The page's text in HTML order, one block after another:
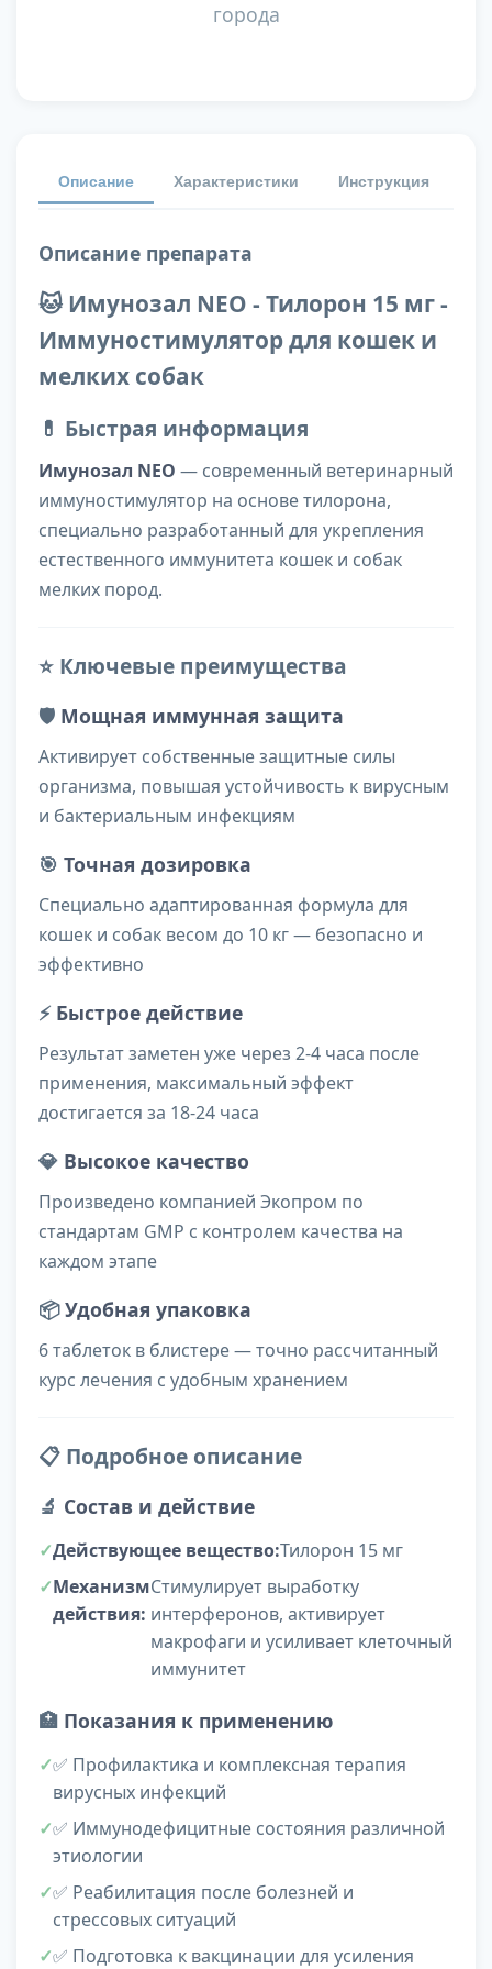
города
Описание Характеристики Инструкция
Описание препарата
🐱 Имунозал NEO - Тилорон 15 мг -
Иммуностимулятор для кошек и
мелких собак
💊 Быстрая информация
Имунозал NEO — современный ветеринарный
иммуностимулятор на основе тилорона,
специально разработанный для укрепления
естественного иммунитета кошек и собак
мелких пород.
⭐ Ключевые преимущества
🛡️ Мощная иммунная защита
Активирует собственные защитные силы
организма, повышая устойчивость к вирусным
и бактериальным инфекциям
🎯 Точная дозировка
Специально адаптированная формула для
кошек и собак весом до 10 кг — безопасно и
эффективно
⚡ Быстрое действие
Результат заметен уже через 2-4 часа после
применения, максимальный эффект
достигается за 18-24 часа
💎 Высокое качество
Произведено компанией Экопром по
стандартам GMP с контролем качества на
каждом этапе
📦Удобная упаковка
6 таблеток в блистере — точно рассчитанный
курс лечения с удобным хранением
📋 Подробное описание
🔬 Состав и действие
Действующее вещество:Тилорон 15 мг
Механизм
действия:
Стимулирует выработку
интерферонов, активирует
макрофаги и усиливает клеточный
иммунитет
🏥 Показания к применению
✅ Профилактика и комплексная терапия
вирусных инфекций
✅ Иммунодефицитные состояния различной
этиологии
✅ Реабилитация после болезней и
стрессовых ситуаций
✅ Подготовка к вакцинации для усиления